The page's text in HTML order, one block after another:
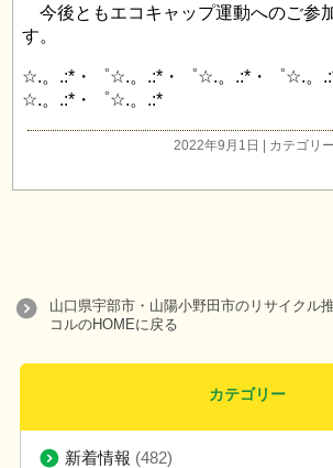
今後ともエコキャップ運動へのご参
す。
☆.。.:*・゜☆.。.:*・゜☆.。.:*・゜☆.。
☆.。.:*・゜☆.。.:*
2022年9月1日 | カテゴリ
山口県宇部市・山陽小野田市のリサイク
コルのHOMEに戻る
カテゴリー
新着情報 (482)